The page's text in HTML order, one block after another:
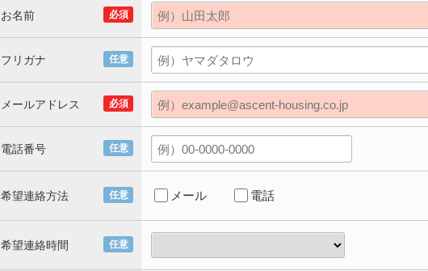
必須
お名前
任意
フリガナ
必須
メールアドレス
任意
電話番号
任意
希望連絡方法 メール 電話
任意
希望連絡時間